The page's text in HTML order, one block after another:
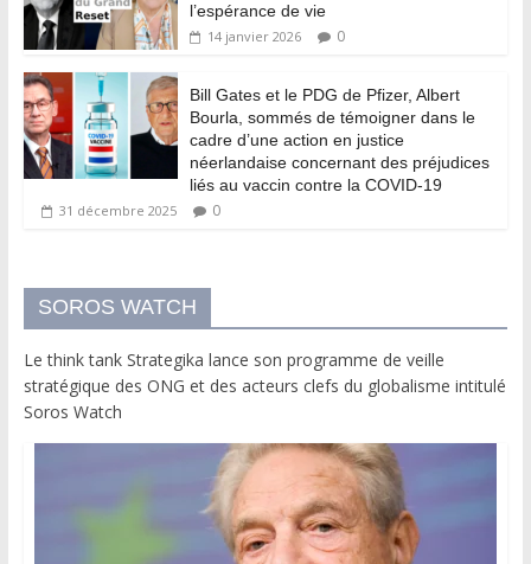
l’espérance de vie
14 janvier 2026 0
Bill Gates et le PDG de Pfizer, Albert
Bourla, sommés de témoigner dans le
cadre d’une action en justice
néerlandaise concernant des préjudices
liés au vaccin contre la COVID-19
31 décembre 2025 0
SOROS WATCH
Le think tank Strategika lance son programme de veille
stratégique des ONG et des acteurs clefs du globalisme intitulé
Soros Watch